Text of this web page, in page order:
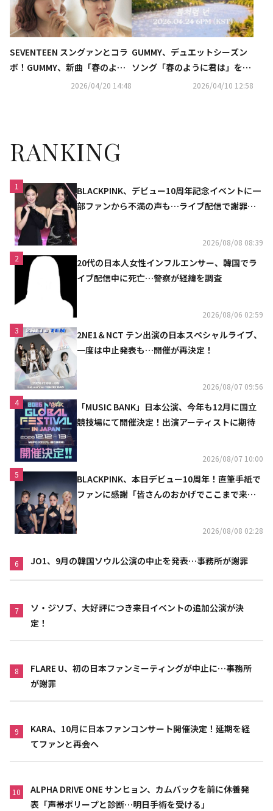
SEVENTEEN スングァンとコラ
ボ！GUMMY、新曲「春のよう
に君は」サビの一部を公開
2026/04/20 14:48
GUMMY、デュエットシーズン
ソング「春のように君は」を4
月24日にリリース決定！
2026/04/10 12:58
RANKING
1
BLACKPINK、デビュー10周年記念イベントに一
部ファンから不満の声も…ライブ配信で謝罪
2026/08/08 08:39
2
20代の日本人女性インフルエンサー、韓国でラ
イブ配信中に死亡…警察が経緯を調査
2026/08/06 02:59
3
2NE1＆NCT テン出演の日本スペシャルライブ、
一度は中止発表も…開催が再決定！
2026/08/07 09:56
4
「MUSIC BANK」日本公演、今年も12月に国立
競技場にて開催決定！出演アーティストに期待
2026/08/07 10:00
5
BLACKPINK、本日デビュー10周年！直筆手紙で
ファンに感謝「皆さんのおかげでここまで来ら
2026/08/08 02:28
6 JO1、9月の韓国ソウル公演の中止を発表…事務所が謝罪
7
ソ・ジソブ、大好評につき来日イベントの追加公演が決
定！
8
FLARE U、初の日本ファンミーティングが中止に…事務所
が謝罪
9
KARA、10月に日本ファンコンサート開催決定！延期を経
てファンと再会へ
10
ALPHA DRIVE ONE サンヒョン、カムバックを前に休養発
表「声帯ポリープと診断…明日手術を受ける」